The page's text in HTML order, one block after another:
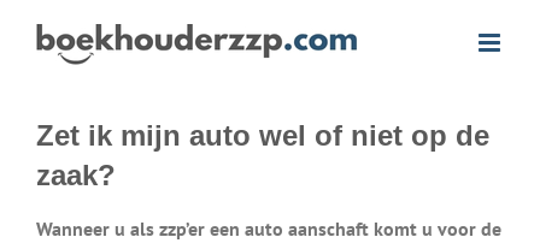
Zet ik mijn auto wel of niet op de
zaak?
Wanneer u als zzp’er een auto aanschaft komt u voor de